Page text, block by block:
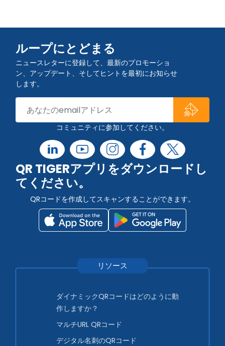
ループにとどまる
ニュースレターに登録して、最新のプロモーショ
ン、アップデート、そしてヒントを最初にお知らせ
します。
コミュニティに参加してください。
QR TIGERアプリをダウンロードし
てください。
QRコードを作成してスキャンすることができます。
リソース
ダイナミックQRコードはどのように動
作しますか？
マルチURL QRコード
デジタル名刺のQRコード